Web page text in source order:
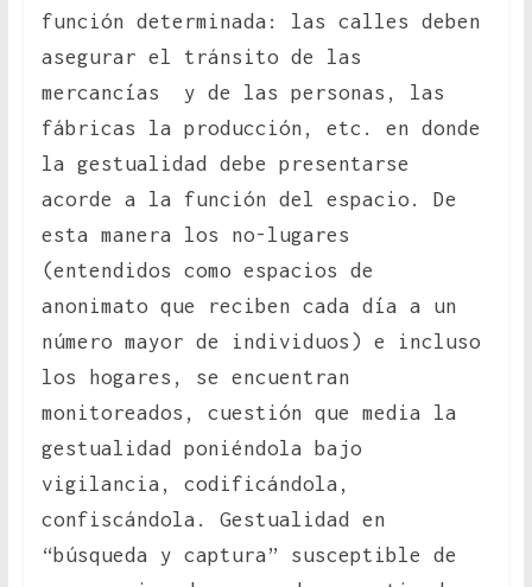
función determinada: las calles deben
asegurar el tránsito de las
mercancías y de las personas, las
fábricas la producción, etc. en donde
la gestualidad debe presentarse
acorde a la función del espacio. De
esta manera los no-lugares
(entendidos como espacios de
anonimato que reciben cada día a un
número mayor de individuos) e incluso
los hogares, se encuentran
monitoreados, cuestión que media la
gestualidad poniéndola bajo
vigilancia, codificándola,
confiscándola. Gestualidad en
“búsqueda y captura” susceptible de